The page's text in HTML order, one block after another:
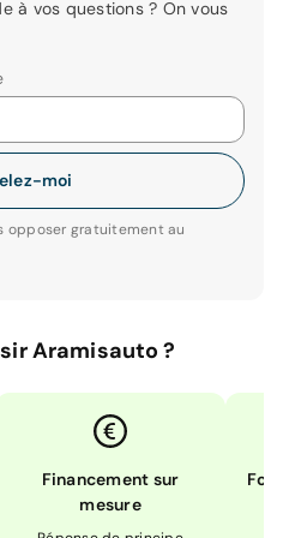
à vos questions ? On vous
moi
opposer gratuitement au
Aramisauto ?
Financement sur
mesure